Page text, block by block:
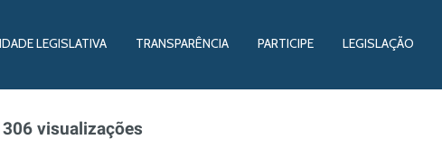
LEGISLATIVA TRANSPARÊNCIA PARTICIPE LEGISLAÇÃO
visualizações